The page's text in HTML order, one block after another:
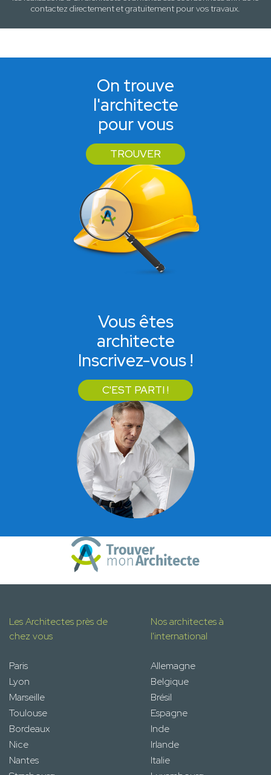
contactez directement et gratuitement pourvos travaux.
On trouve
l'architecte
pour vous
TROUVER
Vous êtes
architecte
Inscrivez-vous !
C'EST PARTI !
Les Architectes près de
chez vous
Paris
Lyon
Marseille
Toulouse
Bordeaux
Nice
Nantes
Nos architectes à
l'international
Allemagne
Belgique
Brésil
Espagne
Inde
Irlande
Italie